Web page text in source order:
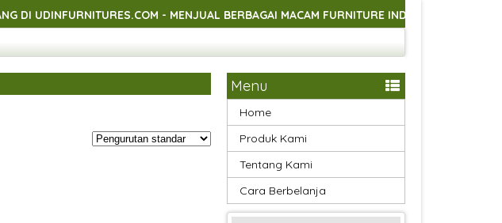
- MENJUAL BERBAGAI MACAM FURNITURE INDOOR DAN OUTDOOR ASLI
- MENJUAL BERBAGAI MACAM FURNITURE INDOOR DAN OUTDOOR ASLI
- MENJUAL BERBAGAI MACAM FURNITURE INDOOR DAN OUTDOOR ASLI
Menu
Home
Produk Kami
Tentang Kami
Cara Berbelanja